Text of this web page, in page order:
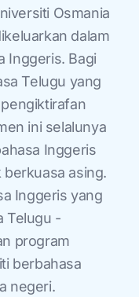
Osmania
dalam
Inggeris. Bagi
Telugu yang
ini selalunya
Inggeris
asing.
Inggeris yang
Telugu -
program
berbahasa
negeri.